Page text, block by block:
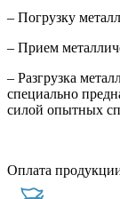
– Погрузку
– Прием
– Разгрузка
специально
силой опытных
Оплата